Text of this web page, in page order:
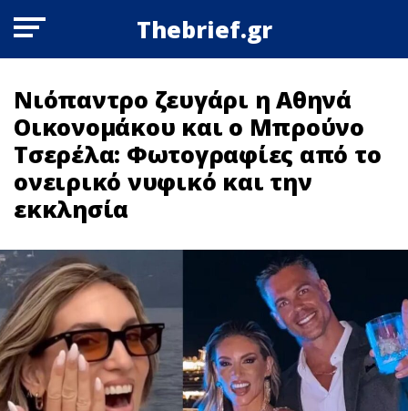
Thebrief.gr
Νιόπαντρο ζευγάρι η Αθηνά
Οικονομάκου και ο Μπρούνο
Τσερέλα: Φωτογραφίες από το
ονειρικό νυφικό και την
εκκλησία